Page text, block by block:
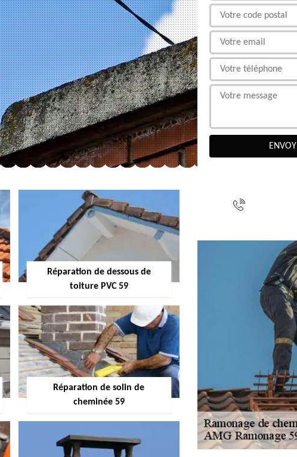
Réparation de dessous de
toiture PVC 59
Réparation de solin de
cheminée 59